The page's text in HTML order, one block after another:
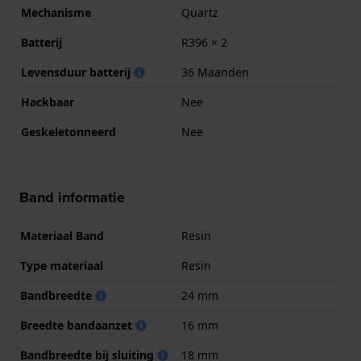
Mechanisme
Quartz
Batterij
R396 × 2
Levensduur batterij
36 Maanden
Hackbaar
Nee
Geskeletonneerd
Nee
Band informatie
Materiaal Band
Resin
Type materiaal
Resin
Bandbreedte
24 mm
Breedte bandaanzet
16 mm
Bandbreedte bij sluiting
18 mm